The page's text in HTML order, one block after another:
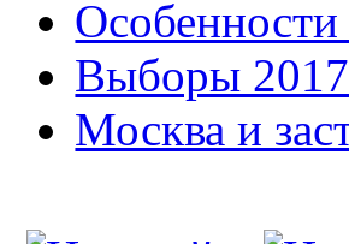
Выборы 2017
Москва и